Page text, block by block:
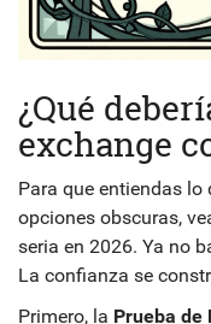
¿Qué
exchange
Para que entiendas lo
opciones obscuras,
seria en 2026. Ya no
La confianza se
Primero, la Prueba de